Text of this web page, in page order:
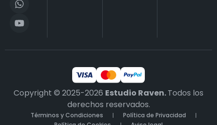
Copyright © 2025-2026 Estudio Raven.Todos los
derechos reservados.
Términos y Condiciones
Política de Privacidad